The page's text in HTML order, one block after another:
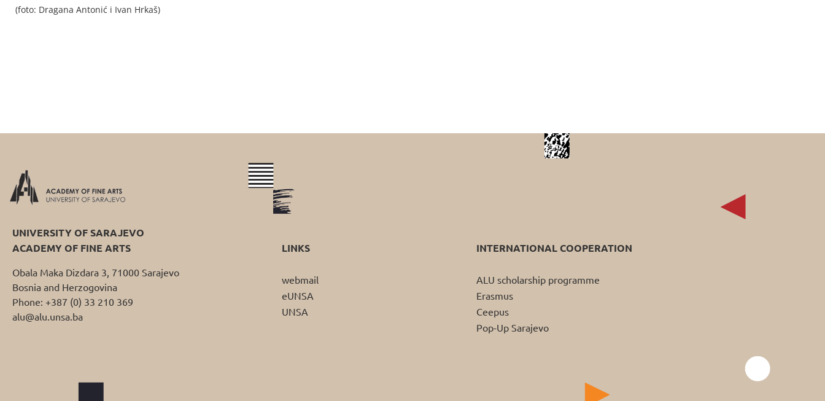
(foto: Dragana Antonić i Ivan Hrkaš)
UNIVERSITY OF SARAJEVO
ACADEMY OF FINE ARTS
Obala Maka Dizdara 3, 71000 Sarajevo
Bosnia and Herzogovina
Phone: +387 (0) 33 210 369
alu@alu.unsa.ba
LINKS
webmail
eUNSA
UNSA
INTERNATIONAL COOPERATION
ALU scholarship programme
Erasmus
Ceepus
Pop-Up Sarajevo